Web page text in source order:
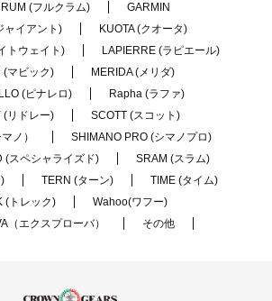
(フルクラム)
GARMIN
ャイアント)
KUOTA (クオータ)
トウェイト)
LAPIERRE (ラピエール)
(マビック)
MERIDA (メリダ)
(ピナレロ)
Rapha (ラファ)
(リドレー)
SCOTT (スコット)
ノ）
SHIMANO PRO (シマノプロ)
(スペシャライズド)
SRAM (スラム)
TERN (ターン)
TIME (タイム)
(トレック)
Wahoo(ワフー)
（エクスプローバ）
その他